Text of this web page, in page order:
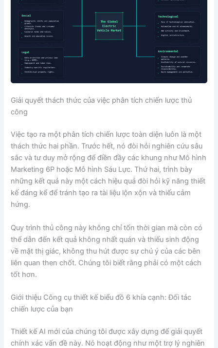
Giải quyết thách thức của việc phân tích chiến lược thủ
công
Việc tạo ra một phân tích chiến lược toàn diện luôn là một
thách thức hai phần. Trước hết, nó đòi hỏi nghiên cứu sâu
sắc và tư duy mở rộng để điền đầy các khung như Mô hình
Marketing 6P hoặc Mô hình Sáu Lực. Thứ hai, trình bày
những kết quả này một cách hiệu quả đòi hỏi kỹ năng thiết
kế đáng kể để tránh tạo ra tài liệu lộn xộn và thiếu cảm
hứng.
Quy trình thủ công này không chỉ tốn thời gian mà còn có
thể dẫn đến kết quả không nhất quán và thiếu sinh động
về mặt thị giác, không thu hút được sự chú ý của các bên
liên quan then chốt. Chúng tôi biết rằng phải có một cách
tốt hơn.
Giới thiệu Công cụ thiết kế biểu đồ 6 khía cạnh: Đối tác
chiến lược của bạn
Thiết kế AI mới của chúng tôi được xây dựng để giải quyết
chính xác vấn đề này. Nó hoạt động như một trợ lý nghiên